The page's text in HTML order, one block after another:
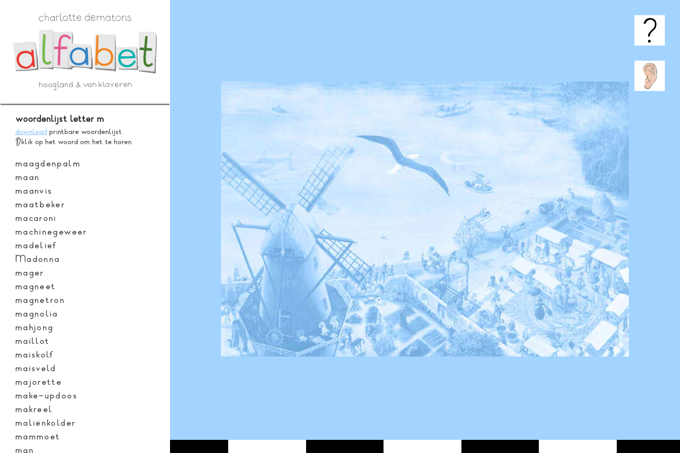
woordenlijst letter m
download printbare woordenlijst
👂klik op het woord om het te horen
maagdenpalm
maan
maanvis
maatbeker
macaroni
machinegeweer
madelief
Madonna
mager
magneet
magnetron
magnolia
mahjong
maillot
maiskolf
maisveld
majorette
make-updoos
makreel
maliënkolder
mammoet
man